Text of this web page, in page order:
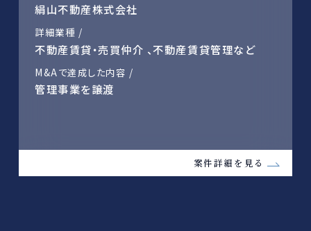
絹山不動産株式会社
詳細業種 /
不動産賃貸・売買仲介 、不動産賃貸管理など
M&Aで達成した内容 /
管理事業を譲渡
案件詳細を見る